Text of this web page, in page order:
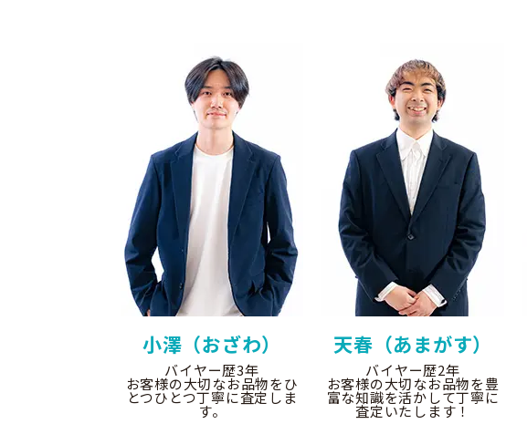
小澤（おざわ）
バイヤー歴3年
お客様の大切なお品物をひ
とつひとつ丁寧に査定しま
す。
天春（あまがす）
バイヤー歴2年
お客様の大切なお品物を豊
富な知識を活かして丁寧に
査定いたします！